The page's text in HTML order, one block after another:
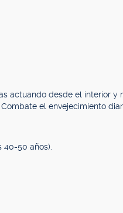
actuando desde el interior y
el envejecimiento
50 años).